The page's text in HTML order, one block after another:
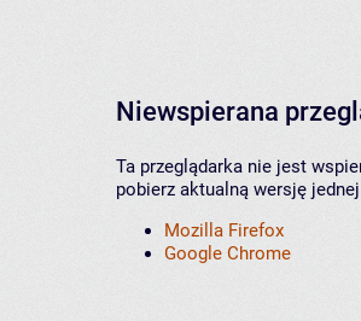
Niewspierana
Ta przeglądarka nie jest
pobierz aktualną wersję
Mozilla Firefox
Google Chrome